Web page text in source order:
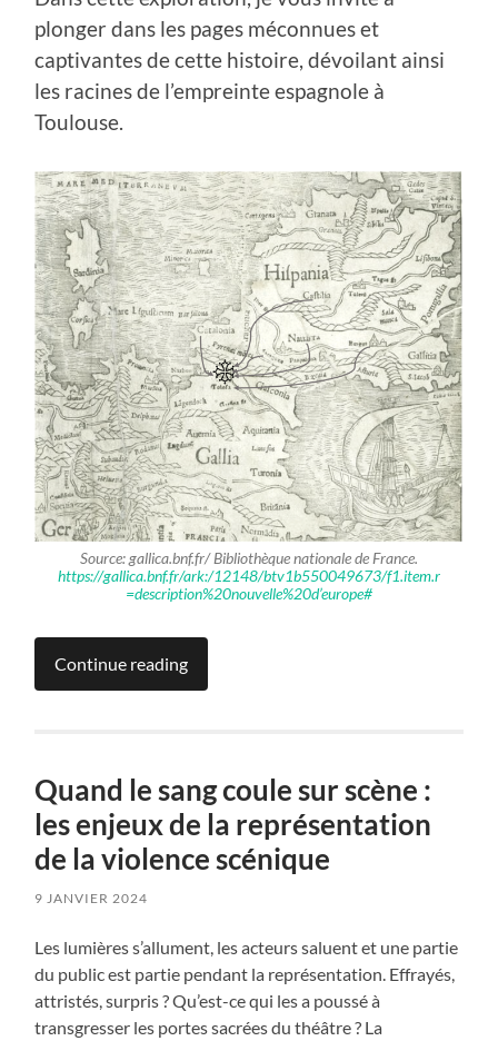
plonger dans les pages méconnues et
captivantes de cette histoire, dévoilant ainsi
les racines de l’empreinte espagnole à
Toulouse.
Source: gallica.bnf.fr/ Bibliothèque nationale de France.
https://gallica.bnf.fr/ark:/12148/btv1b550049673/f1.item.r
=description%20nouvelle%20d’europe#
Continue reading
Quand le sang coule sur scène :
les enjeux de la représentation
de la violence scénique
9 JANVIER 2024
Les lumières s’allument, les acteurs saluent et une partie
du public est partie pendant la représentation. Effrayés,
attristés, surpris ? Qu’est-ce qui les a poussé à
transgresser les portes sacrées du théâtre ? La